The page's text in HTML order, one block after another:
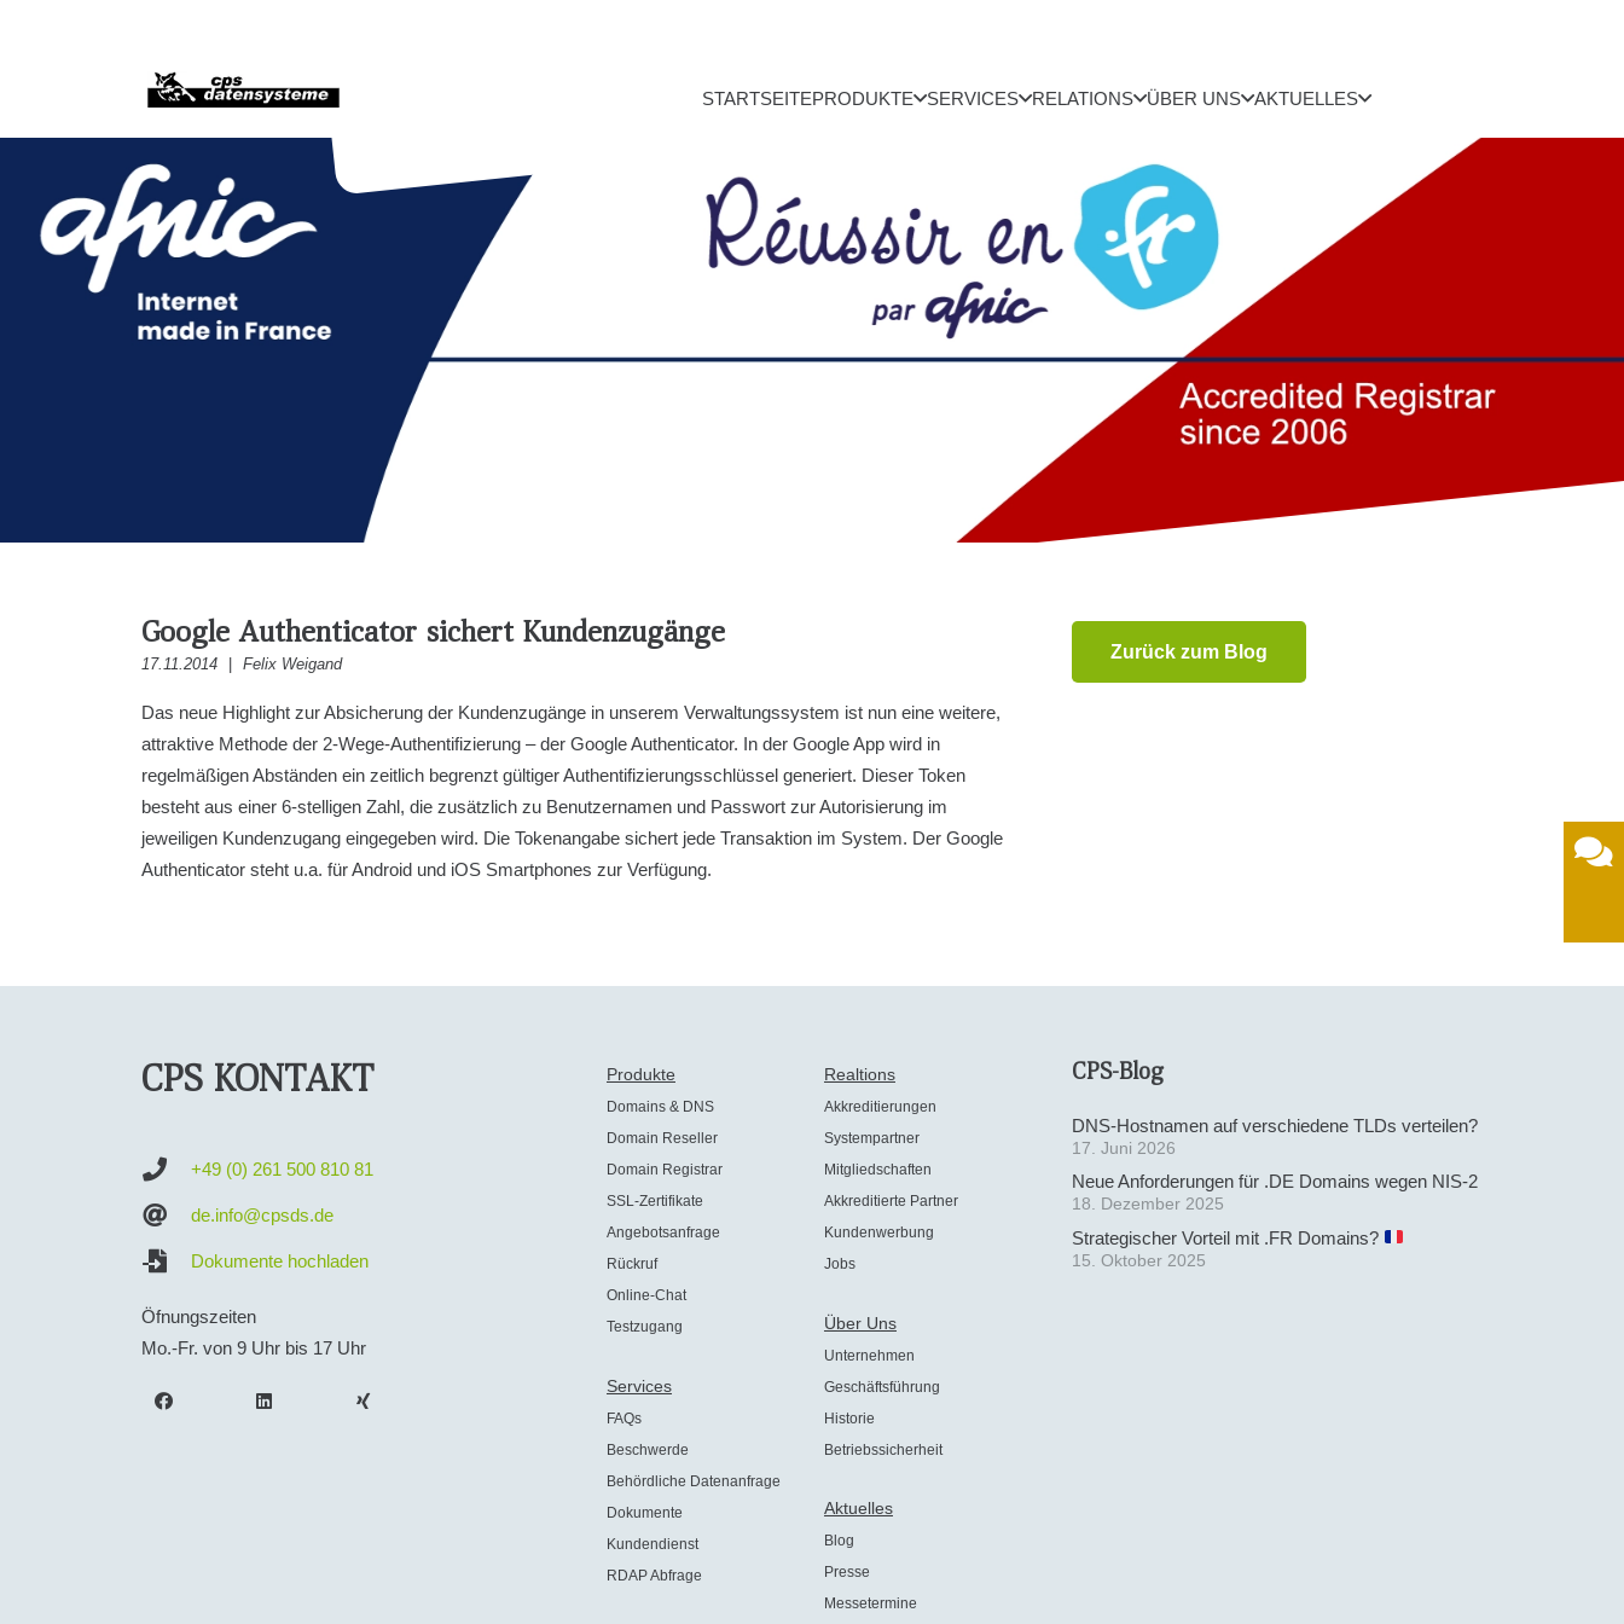
STARTSEITEPRODUKTE SERVICES RELATIONS ÜBER UNS AKTUELLES
Google Authenticator sichert Kundenzugänge
17.11.2014 Felix Weigand
Das neue Highlight zur Absicherung der Kundenzugänge in unserem Verwaltungssystem ist nun eine weitere,
attraktive Methode der 2-Wege-Authentifizierung – der Google Authenticator. In der Google App wird in
regelmäßigen Abständen ein zeitlich begrenzt gültiger Authentifizierungsschlüssel generiert. Dieser Token
besteht aus einer 6-stelligen Zahl, die zusätzlich zu Benutzernamen und Passwort zur Autorisierung im
jeweiligen Kundenzugang eingegeben wird. Die Tokenangabe sichert jede Transaktion im System. Der Google
Authenticator steht u.a. für Android und iOS Smartphones zur Verfügung.
Zurück zum Blog
CPS KONTAKT
+49 (0) 261 500 810 81
de.info@cpsds.de
Dokumente hochladen
Öfnungszeiten
Mo.-Fr. von 9 Uhr bis 17 Uhr
Produkte
Domains & DNS
Domain Reseller
Domain Registrar
SSL-Zertifikate
Angebotsanfrage
Rückruf
Online-Chat
Testzugang
Services
FAQs
Beschwerde
Behördliche Datenanfrage
Dokumente
Kundendienst
RDAP Abfrage
Realtions
Akkreditierungen
Systempartner
Mitgliedschaften
Akkreditierte Partner
Kundenwerbung
Jobs
Über Uns
Unternehmen
Geschäftsführung
Historie
Betriebssicherheit
Aktuelles
Blog
Presse
Messetermine
CPS-Blog
DNS-Hostnamen auf verschiedene TLDs verteilen?
17. Juni 2026
Neue Anforderungen für .DE Domains wegen NIS-2
18. Dezember 2025
Strategischer Vorteil mit .FR Domains?
15. Oktober 2025